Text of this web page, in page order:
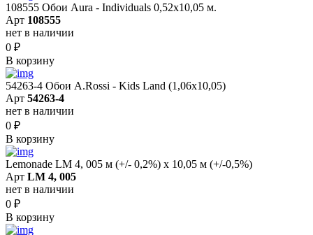
108555 Обои Aura - Individuals 0,52х10,05 м.
Арт 108555
нет в наличии
0 ₽
В корзину
54263-4 Обои A.Rossi - Kids Land (1,06x10,05)
Арт 54263-4
нет в наличии
0 ₽
В корзину
Lemonade LM 4, 005 м (+/- 0,2%) х 10,05 м (+/-0,5%)
Арт LM 4, 005
нет в наличии
0 ₽
В корзину